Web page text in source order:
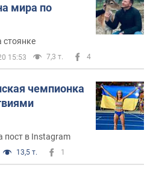
мира по
15:53 7,3 т. 4
чемпионка
пост в Instagram
13,5 т. 1